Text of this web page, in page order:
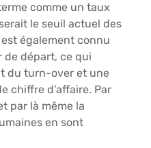
comme un taux
le seuil actuel des
également connu
de départ, ce qui
du turn-over et une
chiffre d’affaire. Par
par là même la
en sont